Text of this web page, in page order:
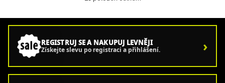
O
l
d
a
í
p
REGISTRUJ SE A NAKUPUJ LEVNĚJI
Získejte slevu po registraci a přihlášení. ›